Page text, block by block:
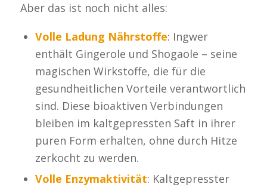
Aber das ist noch nicht alles:
Volle Ladung Nährstoffe: Ingwer
enthält Gingerole und Shogaole – seine
magischen Wirkstoffe, die für die
gesundheitlichen Vorteile verantwortlich
sind. Diese bioaktiven Verbindungen
bleiben im kaltgepressten Saft in ihrer
puren Form erhalten, ohne durch Hitze
zerkocht zu werden.
Volle Enzymaktivität: Kaltgepresster